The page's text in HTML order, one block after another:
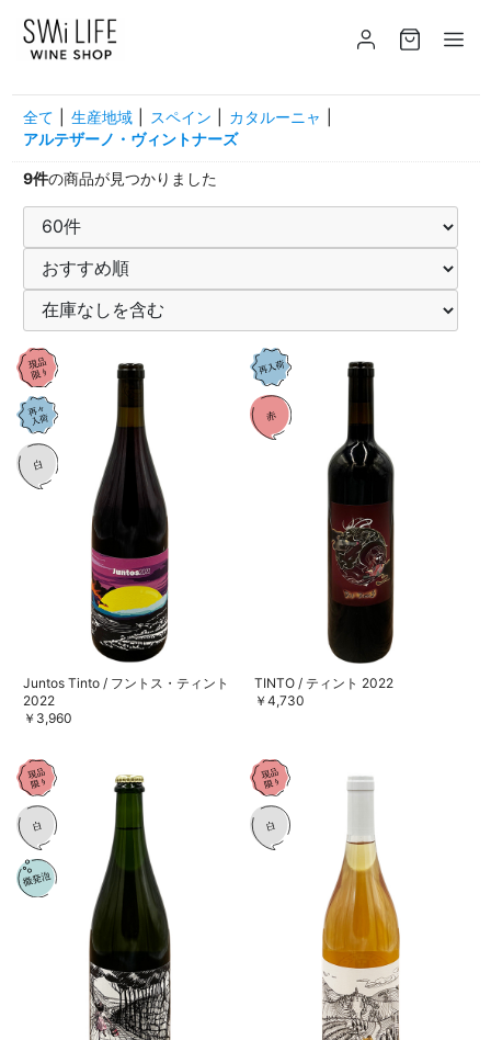
全て 生産地域 スペイン カタルーニャ
アルテザーノ・ヴィントナーズ
9件の商品が見つかりました
Juntos Tinto / フントス・ティント
2022
￥3,960
TINTO / ティント 2022
￥4,730